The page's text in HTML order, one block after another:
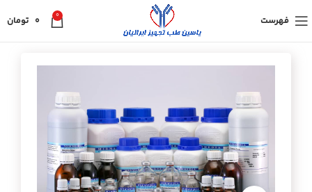
فهرست 0
0 تومان